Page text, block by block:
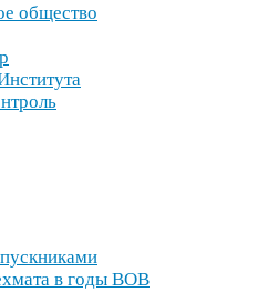
общество
в годы ВОВ